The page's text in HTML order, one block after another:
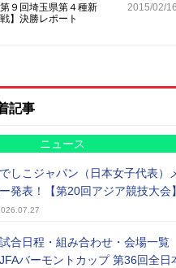
第９回埼玉県第４種新
戦】決勝レポート
2015/02/16
記事
ニュース
しこジャパン（日本女子代表）
発表！【第20回アジア競技大会】
合日程・組み合わせ・会場一覧
JFAバーモントカップ 第36回全日